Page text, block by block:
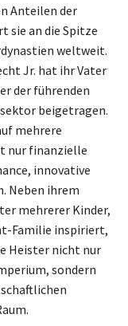
Anteilen der
sie an die Spitze
weltweit.
Jr. hat ihr Vater
der führenden
beigetragen.
mehrere
nur finanzielle
innovative
Neben ihrem
mehrerer Kinder,
Familie inspiriert,
Heister nicht nur
sondern